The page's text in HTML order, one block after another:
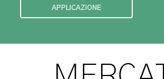
APPLICAZIONE